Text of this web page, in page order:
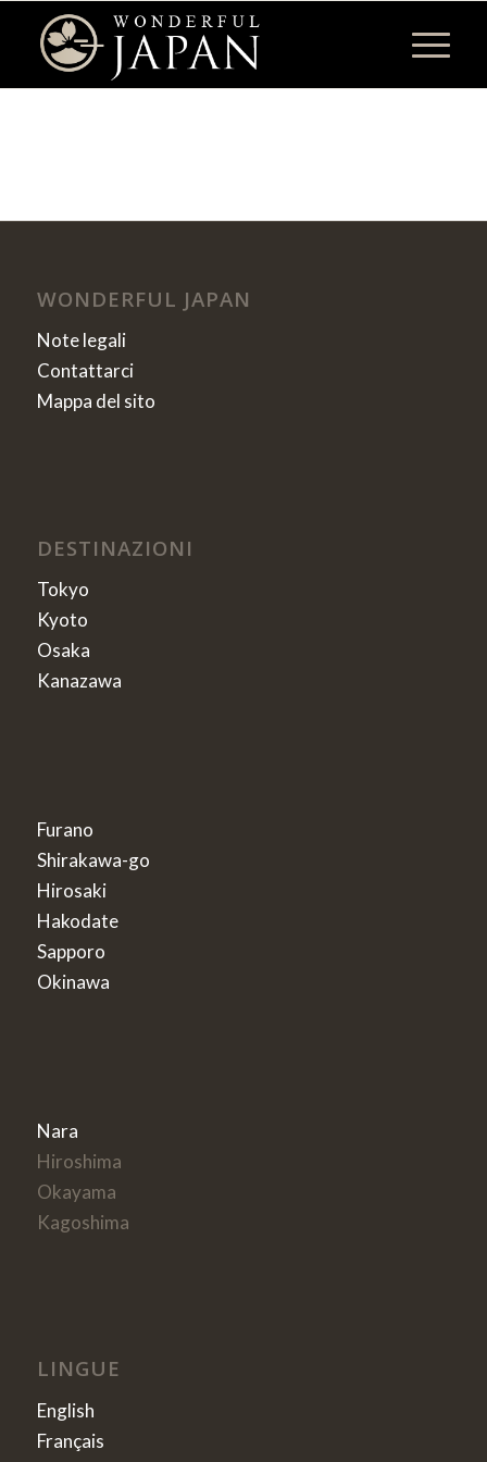
WONDERFUL JAPAN
Note legali
Contattarci
Mappa del sito
DESTINAZIONI
Tokyo
Kyoto
Osaka
Kanazawa
Furano
Shirakawa-go
Hirosaki
Hakodate
Sapporo
Okinawa
Nara
Hiroshima
Okayama
Kagoshima
LINGUE
English
Français